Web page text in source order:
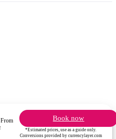
Book now
*Estimated prices, use as a guide only.
Conversions provided by currencylayer.com